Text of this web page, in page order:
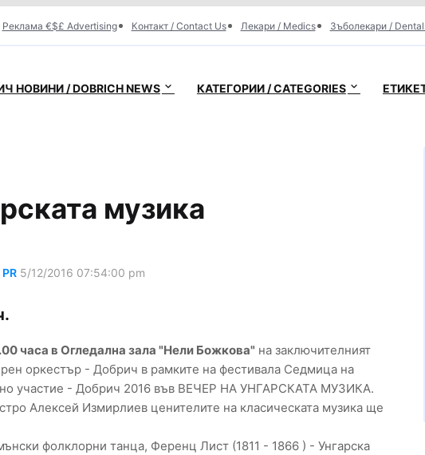
Реклама €$£ Advertising Контакт / Contact Us Лекари / Medics Зъболекари /
НОВИНИ / DOBRICH NEWS КАТЕГОРИИ / CATEGORIES
музика
5/12/2016 07:54:00 pm
часа в Огледална зала "Нели Божкова" на заключителният
оркестър - Добрич в рамките на фестивала Седмица на
участие - Добрич 2016 във ВЕЧЕР НА УНГАРСКАТА МУЗИКА.
Алексей Измирлиев ценителите на класическата музика ще
фолклорни танца, Ференц Лист (1811 - 1866 ) - Унгарска